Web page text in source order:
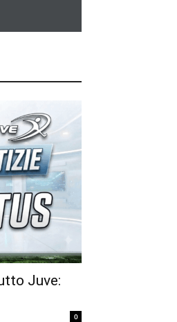
Juve:
0